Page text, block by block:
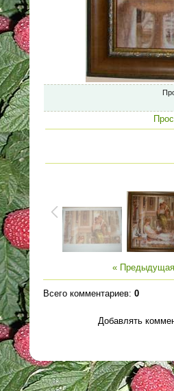
« Предыдущая
Всего комментариев: 0
Добавлять